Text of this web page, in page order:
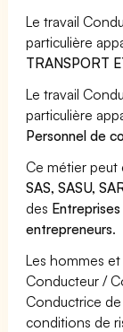
Le travail
particulière
TRANSPORT
Le travail
particulière
Personnel de
Ce métier
SAS, SASU,
des
entrepreneurs.
Les hommes
Conducteur /
Conductrice
conditions de